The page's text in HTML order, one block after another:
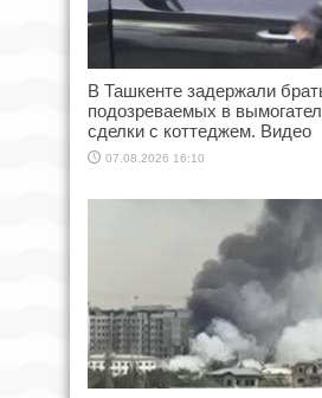
В Ташкенте задержали
подозреваемых в
сделки с коттеджем. Видео
07.08.2026 16:10